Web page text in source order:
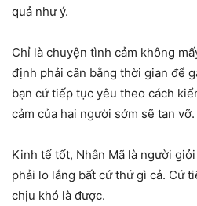
quả như ý.
Chỉ là chuyện tình cảm không
định phải cân bằng thời gian để
bạn cứ tiếp tục yêu theo cách
cảm của hai người sớm sẽ tan vỡ.
Kinh tế tốt, Nhân Mã là người
phải lo lắng bất cứ thứ gì cả. Cứ
chịu khó là được.